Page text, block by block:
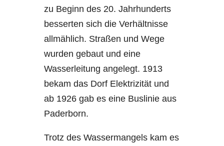
zu Beginn des 20. Jahrhunderts
besserten sich die Verhältnisse
allmählich. Straßen und Wege
wurden gebaut und eine
Wasserleitung angelegt. 1913
bekam das Dorf Elektrizität und
ab 1926 gab es eine Buslinie aus
Paderborn.
Trotz des Wassermangels kam es